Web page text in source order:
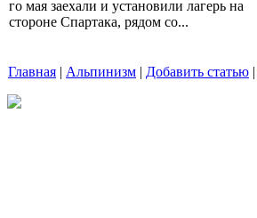
го мая заехали и установили лагерь на
стороне Спартака, рядом со...
Главная | Альпинизм | Добавить статью |